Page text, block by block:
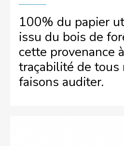
100% du papier
issu du bois de
cette provenance
traçabilité de tous
faisons auditer.